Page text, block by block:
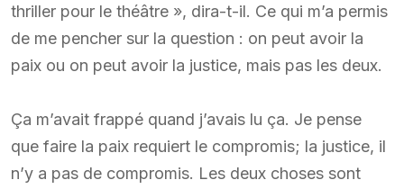
thriller pour le théâtre », dira-t-il. Ce qui m’a permis
de me pencher sur la question : on peut avoir la
paix ou on peut avoir la justice, mais pas les deux.
Ça m’avait frappé quand j’avais lu ça. Je pense
que faire la paix requiert le compromis; la justice, il
n’y a pas de compromis. Les deux choses sont